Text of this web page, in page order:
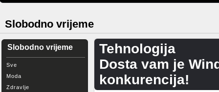
Slobodno vrijeme
Slobodno vrijeme
Sve
Moda
Zdravlje
Tehnologija
Dosta vam je
konkurencija!